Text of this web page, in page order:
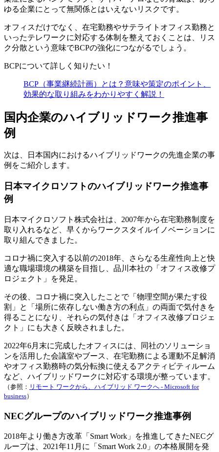
ゆる企業にとって無関係とはいえないリスクです。
オフィスだけでなく、在宅勤務やサテライトオフィス勤務と
いったテレワークに対応する体制を整えておくことは、リス
ク分散という意味でBCPの強化につながるでしょう。
BCPについて詳しく知りたい！
BCP（事業継続計画）とは？意味や策定のポイント、
効果的な取り組みをわかりやすく解説！
国内企業のハイブリッドワーク推進事
例
次は、日本国内におけるハイブリッドワークの先進企業の事
例をご紹介します。
日本マイクロソフトのハイブリッドワーク推進事
例
日本マイクロソフト株式会社は、2007年から在宅勤務制度を
取り入れるなど、早くからワークスタイルイノベーションに
取り組んできました。
コロナ禍に突入する以前の2018年、さらなる生産性向上と快
適な職場環境の構築を目指し、品川本社の「オフィス改修プ
ロジェクト」を発足。
その後、コロナ禍に突入したことで「物理空間が果たす役
割」と「場所に依存しない働き方の利点」の両面で気付きを
得ることになり、それらの気付きは「オフィス改修プロジェ
クト」にも大きく反映されました。
2022年6月末に完成したオフィスには、同社のソリューショ
ンを活用した会議室やブース、在宅勤務による運動不足解消
やオフィス勤務時の気分転換に使えるアクティビティルーム
など、ハイブリッドワークに対応する環境が整っています。
（参照： リモート ワークから、ハイブリッド ワークへ - Microsoft for
business）
NECグループのハイブリッドワーク推進事例
2018年より働き方改革「Smart Work」を推進してきたNECグ
ループは、2021年11月に「Smart Work 2.0」の本格展開を発